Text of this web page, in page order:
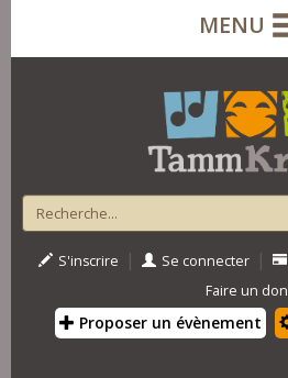
MENU
S'inscrire | Se connecter |
Faire un don
Proposer un évènement